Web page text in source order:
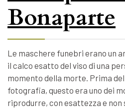
Bonaparte
Le maschere funebri erano un
il calco esatto del viso di una
momento della morte. Prima
fotografia, questo era uno dei
riprodurre, con esattezza e